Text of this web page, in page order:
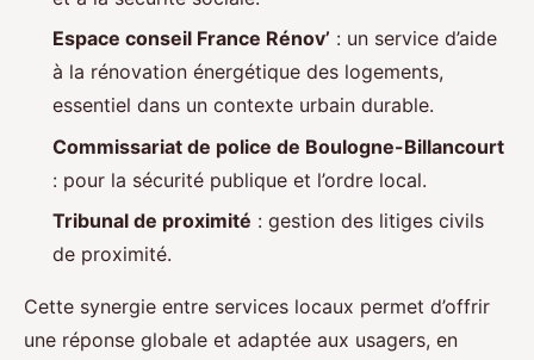
Espace conseil France Rénov’ : un service d’aide
à la rénovation énergétique des logements,
essentiel dans un contexte urbain durable.
Commissariat de police de Boulogne-Billancourt
: pour la sécurité publique et l’ordre local.
Tribunal de proximité : gestion des litiges civils
de proximité.
Cette synergie entre services locaux permet d’offrir
une réponse globale et adaptée aux usagers, en